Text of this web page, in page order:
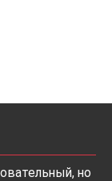
но